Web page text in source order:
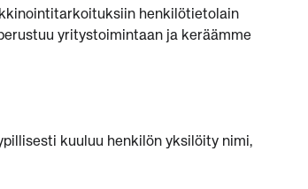
henkilötietolain
yritystoimintaan ja keräämme
kuuluu henkilön yksilöity nimi,